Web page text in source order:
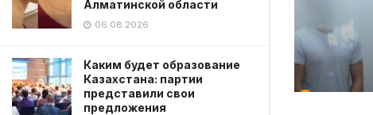
Алматинской области
06.08.2026
Каким будет образование
Казахстана: партии
представили свои
предложения